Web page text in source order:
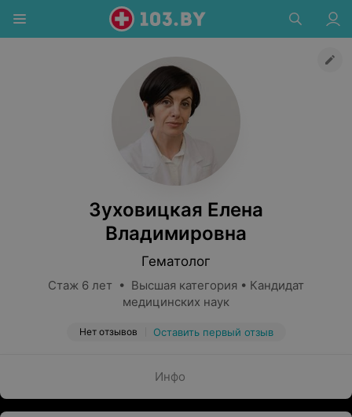
Зуховицкая Елена
Владимировна
Гематолог
Стаж 6 лет • Высшая категория • Кандидат
медицинских наук
Нет отзывов Оставить первый отзыв
Инфо